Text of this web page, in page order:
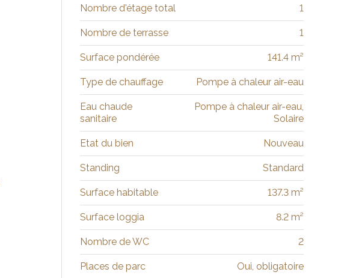
Nombre d'étage total 1
Nombre de terrasse 1
Surface pondérée 141.4 m²
Type de chauffage Pompe à chaleur air-eau
Eau chaude
sanitaire
Pompe à chaleur air-eau,
Solaire
Etat du bien Nouveau
Standing Standard
Surface habitable 137.3 m²
Surface loggia 8.2 m²
Nombre de WC 2
Places de parc Oui, obligatoire